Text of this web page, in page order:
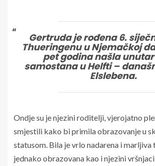
Gertruda je rođena 6.
Thueringenu u Njemačkoj
pet godina našla
samostana u Helfti –
Elslebena.
Ondje su je njezini roditelji, vjerojatno
smjestili kako bi primila obrazovanje u
statusom. Bila je vrlo nadarena i
jednako obrazovana kao i njezini